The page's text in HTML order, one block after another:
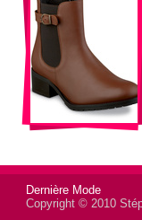
Dernière Mode
Copyright © 2010